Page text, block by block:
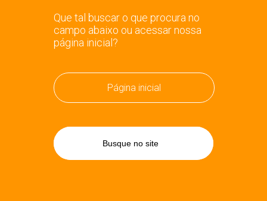
Que tal buscar o que procura no
campo abaixo ou acessar nossa
página inicial?
Página inicial